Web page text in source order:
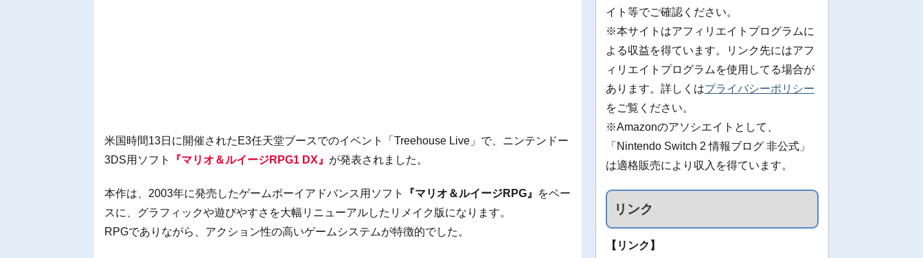
米国時間13日に開催されたE3任天堂ブースでのイベント「Treehouse Live」で、ニンテンドー
3DS用ソフト
『マリオ＆ルイージRPG1 DX』 が発表されました。
本作は、2003年に発売したゲームボーイアドバンス用ソフト 『マリオ＆ルイージRPG』
をベー
スに、グラフィックや遊びやすさを大幅リニューアルしたリメイク版になります。
RPGでありながら、アクション性の高いゲームシステムが特徴的でした。
イト等でご確認ください。
※本サイトはアフィリエイトプログラムに
よる収益を得ています。リンク先にはアフ
ィリエイトプログラムを使用してる場合が
あります。詳しくはプライバシーポリシー
をご覧ください。
※Amazonのアソシエイトとして、
「Nintendo Switch 2 情報ブログ 非公式」
は適格販売により収入を得ています。
リンク
【リンク】